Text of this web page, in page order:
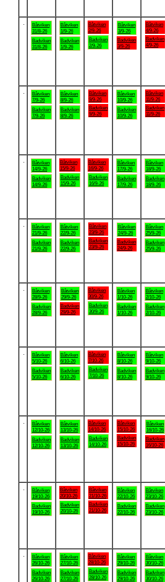
Båtviken
31/8-26
Badviken
31/8-26
Båtviken
1/9-26
Badviken
1/9-26
Båtviken
2/9-26
Badviken
2/9-26
Båtviken
3/9-26
Badviken
3/9-26
Båtviken
4/9-26
Badviken
4/9-26
Båtviken
7/9-26
Badviken
7/9-26
Båtviken
8/9-26
Badviken
8/9-26
Båtviken
9/9-26
Badviken
9/9-26
Båtviken
10/9-26
Badviken
10/9-26
Båtviken
11/9-26
Badviken
11/9-26
Båtviken
14/9-26
Badviken
14/9-26
Båtviken
15/9-26
Badviken
15/9-26
Båtviken
16/9-26
Badviken
16/9-26
Båtviken
17/9-26
Badviken
17/9-26
Båtviken
18/9-26
Badviken
18/9-26
Båtviken
21/9-26
Badviken
21/9-26
Båtviken
22/9-26
Badviken
22/9-26
Båtviken
23/9-26
Badviken
23/9-26
Båtviken
24/9-26
Badviken
24/9-26
Båtviken
25/9-26
Badviken
25/9-26
Båtviken
28/9-26
Badviken
28/9-26
Båtviken
29/9-26
Badviken
29/9-26
Båtviken
30/9-26
Badviken
30/9-26
Båtviken
1/10-26
Badviken
1/10-26
Båtviken
2/10-26
Badviken
2/10-26
Båtviken
5/10-26
Badviken
5/10-26
Båtviken
6/10-26
Badviken
6/10-26
Båtviken
7/10-26
Badviken
7/10-26
Båtviken
8/10-26
Badviken
8/10-26
Båtviken
9/10-26
Badviken
9/10-26
Båtviken
12/10-26
Badviken
12/10-26
Båtviken
13/10-26
Badviken
13/10-26
Båtviken
14/10-26
Badviken
14/10-26
Båtviken
15/10-26
Badviken
15/10-26
Båtviken
16/10-26
Badviken
16/10-26
Båtviken
19/10-26
Badviken
19/10-26
Båtviken
20/10-26
Badviken
20/10-26
Båtviken
21/10-26
Badviken
21/10-26
Båtviken
22/10-26
Badviken
22/10-26
Båtviken
23/10-26
Badviken
23/10-26
Båtviken
26/10-26
Badviken
26/10-26
Båtviken
27/10-26
Badviken
27/10-26
Båtviken
28/10-26
Badviken
28/10-26
Båtviken
29/10-26
Badviken
29/10-26
Båtviken
30/10-26
Badviken
30/10-26